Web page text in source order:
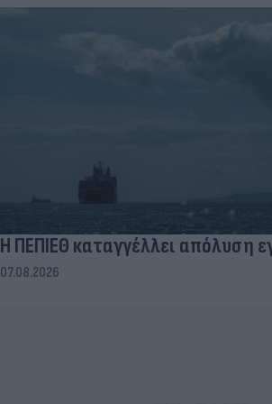
Η ΠΕΠΙΕΘ καταγγέλλει απόλυση
07.08.2026